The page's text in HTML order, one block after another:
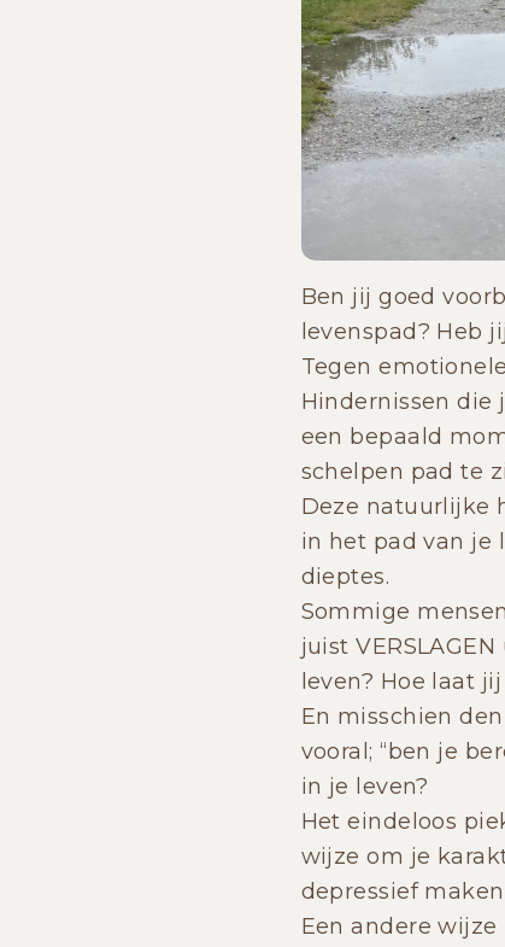
Ben jij goed
levenspad? Heb
Tegen
Hindernissen die
een bepaald
schelpen pad te
Deze natuurlijke
in het pad van je
dieptes.
Sommige
juist
leven? Hoe laat
En misschien
vooral; “ben je
in je leven?
Het eindeloos
wijze om je
depressief
Een andere